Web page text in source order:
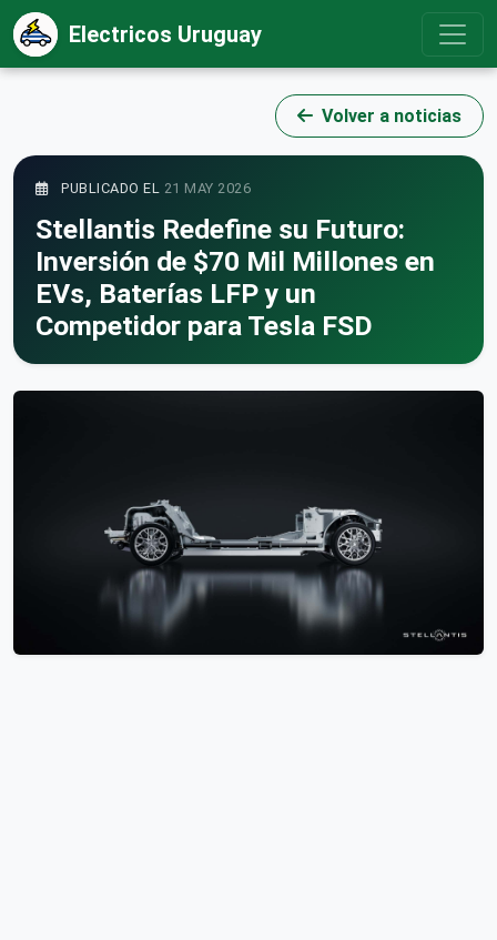
Electricos Uruguay
Volver a noticias
PUBLICADO EL 21 MAY 2026
Stellantis Redefine su Futuro:
Inversión de $70 Mil Millones en
EVs, Baterías LFP y un
Competidor para Tesla FSD